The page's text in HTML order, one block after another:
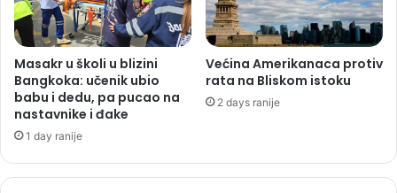
Masakr u školi u blizini
Bangkoka: učenik ubio
babu i dedu, pa pucao na
nastavnike i đake
1 day ranije
Većina Amerikanaca protiv
rata na Bliskom istoku
2 days ranije